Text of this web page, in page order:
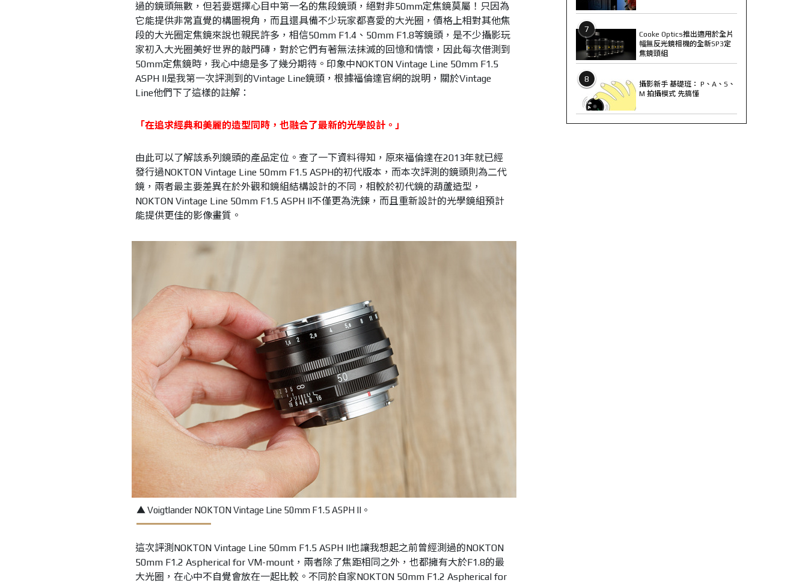
過的鏡頭無數，但若要選擇心目中第一名的焦段鏡頭，絕對非50mm定焦鏡莫屬！只因為
它能提供非常直覺的構圖視角，而且還具備不少玩家都喜愛的大光圈，價格上相對其他焦
段的大光圈定焦鏡來說也親民許多，相信50mm F1.4、50mm F1.8等鏡頭，是不少攝影玩
家初入大光圈美好世界的敲門磚，對於它們有著無法抹滅的回憶和情懷，因此每次借測到
50mm定焦鏡時，我心中總是多了幾分期待。印象中NOKTON Vintage Line 50mm F1.5
ASPH II是我第一次評測到的Vintage Line鏡頭，根據福倫達官網的說明，關於Vintage
Line他們下了這樣的註解：
「在追求經典和美麗的造型同時，也融合了最新的光學設計。」
由此可以了解該系列鏡頭的產品定位。查了一下資料得知，原來福倫達在2013年就已經
發行過NOKTON Vintage Line 50mm F1.5 ASPH的初代版本，而本次評測的鏡頭則為二代
鏡，兩者最主要差異在於外觀和鏡組結構設計的不同，相較於初代鏡的葫蘆造型，
NOKTON Vintage Line 50mm F1.5 ASPH II不僅更為洗鍊，而且重新設計的光學鏡組預計
能提供更佳的影像畫質。
▲ Voigtlander NOKTON Vintage Line 50mm F1.5 ASPH II。
這次評測NOKTON Vintage Line 50mm F1.5 ASPH II也讓我想起之前曾經測過的NOKTON
50mm F1.2 Aspherical for VM-mount，兩者除了焦距相同之外，也都擁有大於F1.8的最
大光圈，在心中不自覺會放在一起比較。不同於自家NOKTON 50mm F1.2 Aspherical for
7
Cooke Optics推出適用於全片
幅無反光鏡相機的全新SP3定
焦鏡頭組
8
攝影新手 基礎班： P、A、S、
M 拍攝模式 先搞懂